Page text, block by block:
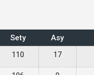
Sety Asy
110 17